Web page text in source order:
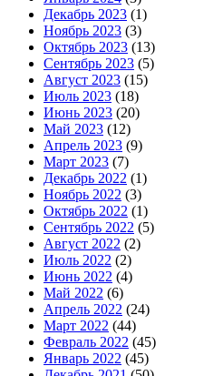
Декабрь 2023 (1)
Ноябрь 2023 (3)
Октябрь 2023 (13)
Сентябрь 2023 (5)
Август 2023 (15)
Июль 2023 (18)
Июнь 2023 (20)
Май 2023 (12)
Апрель 2023 (9)
Март 2023 (7)
Декабрь 2022 (1)
Ноябрь 2022 (3)
Октябрь 2022 (1)
Сентябрь 2022 (5)
Август 2022 (2)
Июль 2022 (2)
Июнь 2022 (4)
Май 2022 (6)
Апрель 2022 (24)
Март 2022 (44)
Февраль 2022 (45)
Январь 2022 (45)